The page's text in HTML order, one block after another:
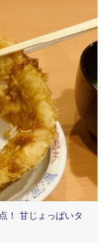
！ 甘じょっぱいタ